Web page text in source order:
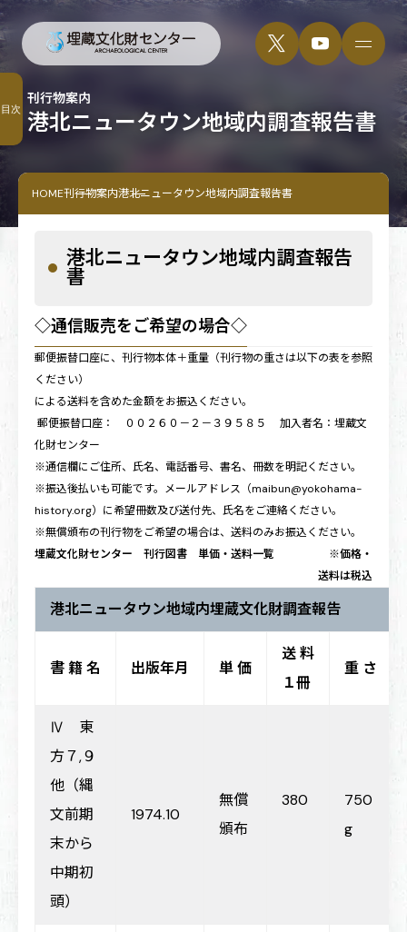
港北ニュータウン地域内調査報告書
刊行物案内
HOME刊行物案内港北ニュータウン地域内調査報告書
港北ニュータウン地域内調査報告
書
◇通信販売をご希望の場合◇
郵便振替口座に、刊行物本体＋重量（刊行物の重さは以下の表を参照
ください）
による送料を含めた金額をお振込ください。
郵便振替口座： ００２６０－２－３９５８５ 加入者名：埋蔵文
化財センター
※通信欄にご住所、氏名、電話番号、書名、冊数を明記ください。
※振込後払いも可能です。メールアドレス（maibun@yokohama-
history.org）に希望冊数及び送付先、氏名をご連絡ください。
※無償頒布の刊行物をご希望の場合は、送料のみお振込ください。
埋蔵文化財センター 刊行図書 単価・送料一覧 ※価格・
送料は税込
港北ニュータウン地域内埋蔵文化財調査報告
書 籍 名 出版年月 単 価
送 料
１冊
重 さ
Ⅳ 東
方７,９
他（縄
文前期
末から
中期初
頭）
1974.10
無償
頒布
380
750
g
目次